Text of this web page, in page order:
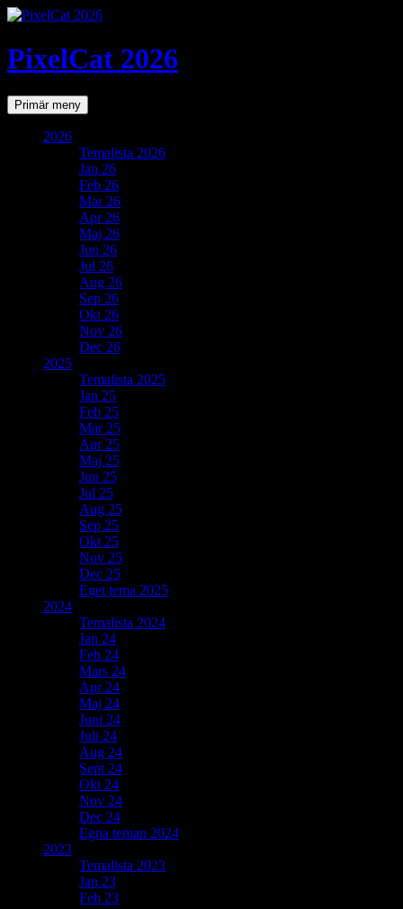
PixelCat 2026
SökPrimär meny Gå
till
2026
Temalista 2026
Jan 26
Feb 26
Mar 26
Apr 26
Maj 26
Jun 26
Jul 26
Aug 26
Sep 26
Okt 26
Nov 26
Dec 26
2025
Temalista 2025
Jan 25
Feb 25
Mar 25
Apr 25
Maj 25
Jun 25
Jul 25
Aug 25
Sep 25
Okt 25
Nov 25
Dec 25
Eget tema 2025
2024
Temalista 2024
Jan 24
Feb 24
Mars 24
Apr 24
Maj 24
Juni 24
Juli 24
Aug 24
Sept 24
Okt 24
Nov 24
Dec 24
Egna teman 2024
2023
Temalista 2023
Jan 23
Feb 23